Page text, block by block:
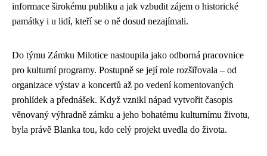
informace širokému publiku a jak vzbudit zájem o historické
památky i u lidí, kteří se o ně dosud nezajímali.
Do týmu Zámku Milotice nastoupila jako odborná pracovnice
pro kulturní programy. Postupně se její role rozšiřovala – od
organizace výstav a koncertů až po vedení komentovaných
prohlídek a přednášek. Když vznikl nápad vytvořit časopis
věnovaný výhradně zámku a jeho bohatému kulturnímu životu,
byla právě Blanka tou, kdo celý projekt uvedla do života.